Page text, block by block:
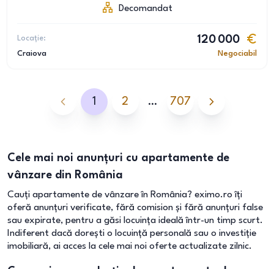
Decomandat
Locație:
Craiova
120 000
Negociabil
1 2 … 707
Cele mai noi anunțuri cu apartamente de
vânzare din România
Cauți apartamente de vânzare în România? eximo.ro îți
oferă anunțuri verificate, fără comision și fără anunțuri false
sau expirate, pentru a găsi locuința ideală într-un timp scurt.
Indiferent dacă dorești o locuință personală sau o investiție
imobiliară, ai acces la cele mai noi oferte actualizate zilnic.